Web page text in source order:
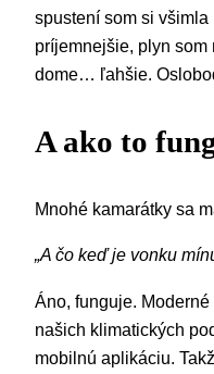
spustení som si
príjemnejšie, plyn
dome… ľahšie.
A ako to
Mnohé kamarátky sa
„A čo keď je vonku
Áno, funguje.
našich klimatických
mobilnú aplikáciu.